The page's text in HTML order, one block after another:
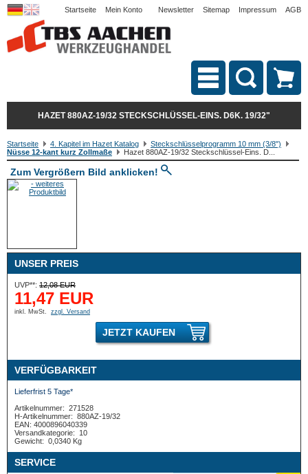
Startseite Mein Konto Newsletter Sitemap Impressum AGB
HAZET 880AZ-19/32 STECKSCHLÜSSEL-EINS. D6K. 19/32"
Startseite 4. Kapitel im Hazet Katalog
Steckschlüsselprogramm 10 mm (3/8")
Nüsse 12-kant kurz Zollmaße
Hazet 880AZ-19/32 Steckschlüssel-Eins. D...
Zum Vergrößern Bild anklicken!
UNSER PREIS
UVP**: 12,08 EUR
11,47 EUR
inkl. MwSt. zzgl. Versand
JETZT KAUFEN
VERFÜGBARKEIT
Lieferfrist 5 Tage*
Artikelnummer: 271528
H-Artikelnummer: 880AZ-19/32
EAN: 4000896040339
Versandkategorie:
10
Gewicht: 0,0340 Kg
SERVICE